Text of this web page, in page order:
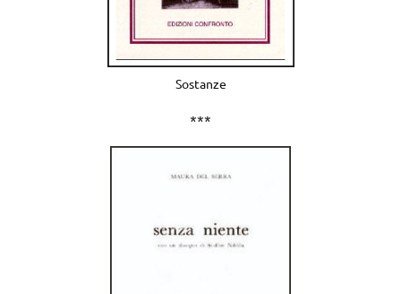
Sostanze
***